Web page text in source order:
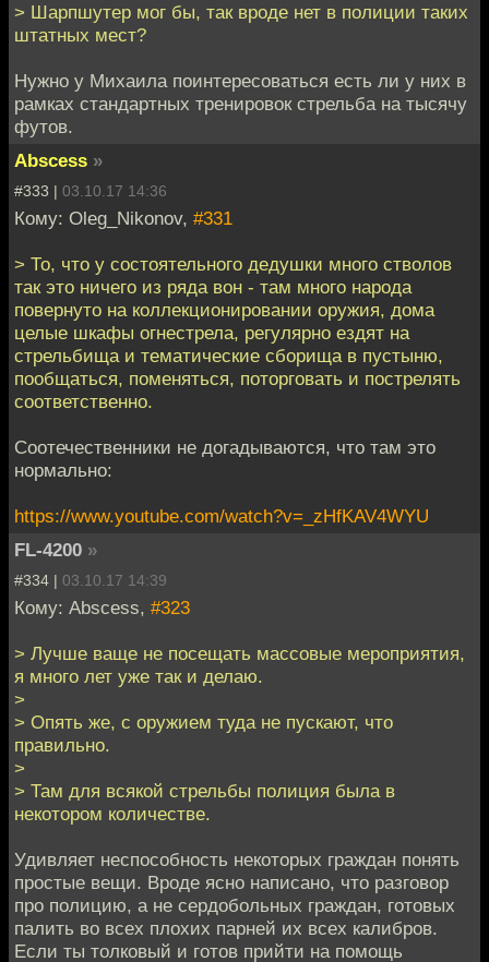
> Шарпшутер мог бы, так вроде нет в полиции таких
штатных мест?
Нужно у Михаила поинтересоваться есть ли у них в
рамках стандартных тренировок стрельба на тысячу
футов.
Abscess »
#333 | 03.10.17 14:36
Кому: Oleg_Nikonov, #331
> То, что у состоятельного дедушки много стволов
так это ничего из ряда вон - там много народа
повернуто на коллекционировании оружия, дома
целые шкафы огнестрела, регулярно ездят на
стрельбища и тематические сборища в пустыню,
пообщаться, поменяться, поторговать и пострелять
соответственно.
Соотечественники не догадываются, что там это
нормально:
https://www.youtube.com/watch?v=_zHfKAV4WYU
FL-4200 »
#334 | 03.10.17 14:39
Кому: Abscess, #323
> Лучше ваще не посещать массовые мероприятия,
я много лет уже так и делаю.
>
> Опять же, с оружием туда не пускают, что
правильно.
>
> Там для всякой стрельбы полиция была в
некотором количестве.
Удивляет неспособность некоторых граждан понять
простые вещи. Вроде ясно написано, что разговор
про полицию, а не сердобольных граждан, готовых
палить во всех плохих парней их всех калибров.
Если ты толковый и готов прийти на помощь